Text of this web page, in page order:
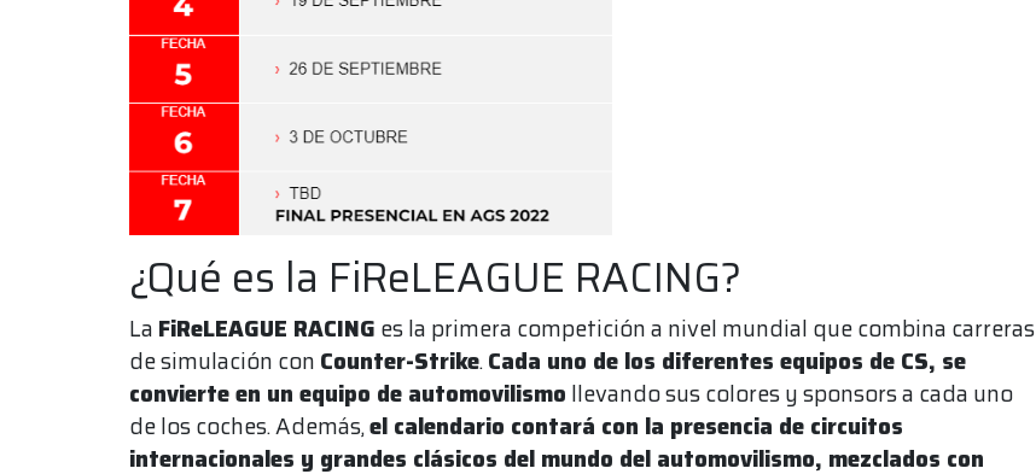
¿Qué es la FiReLEAGUE RACING?
La FiReLEAGUE RACING es la primera competición a nivel mundial que combina carreras
de simulación con Counter-Strike.Cada uno de los diferentes equipos de CS, se
convierte en un equipo de automovilismo llevando sus colores y sponsors a cada uno
de los coches. Además,el calendario contará con la presencia de circuitos
internacionales y grandes clásicos del mundo del automovilismo, mezclados con